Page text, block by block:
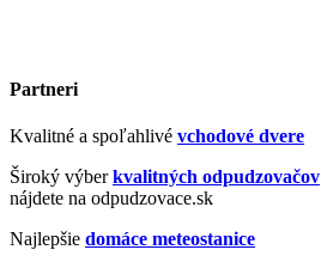
Partneri
Kvalitné a spoľahlivé vchodové dvere
Široký výberkvalitných odpudzovačov
nájdete na odpudzovace.sk
Najlepšie domáce meteostanice